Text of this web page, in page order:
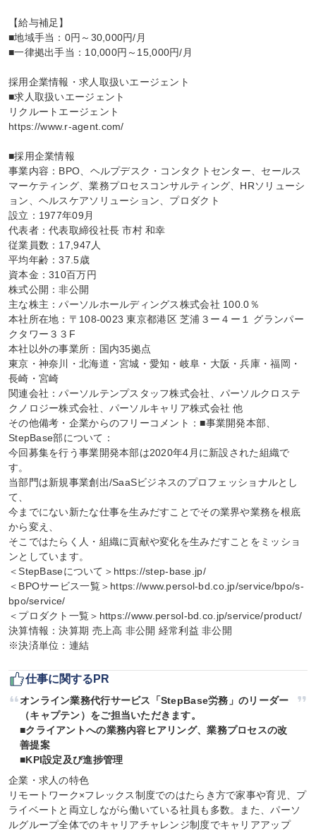
【給与補足】
■地域手当：0円～30,000円/月
■一律拠出手当：10,000円～15,000円/月
採用企業情報・求人取扱いエージェント
■求人取扱いエージェント
リクルートエージェント
https://www.r-agent.com/
■採用企業情報
事業内容：BPO、ヘルプデスク・コンタクトセンター、セールス
マーケティング、業務プロセスコンサルティング、HRソリューシ
ョン、ヘルスケアソリューション、プロダクト
設立：1977年09月
代表者：代表取締役社長 市村 和幸
従業員数：17,947人
平均年齢：37.5歳
資本金：310百万円
株式公開：非公開
主な株主：パーソルホールディングス株式会社 100.0％
本社所在地：〒108-0023 東京都港区 芝浦３ー４ー１ グランパー
クタワー３３F
本社以外の事業所：国内35拠点
東京・神奈川・北海道・宮城・愛知・岐阜・大阪・兵庫・福岡・
長崎・宮崎
関連会社：パーソルテンプスタッフ株式会社、パーソルクロステ
クノロジー株式会社、パーソルキャリア株式会社 他
その他備考・企業からのフリーコメント：■事業開発本部、
StepBase部について：
今回募集を行う事業開発本部は2020年4月に新設された組織で
す。
当部門は新規事業創出/SaaSビジネスのプロフェッショナルとし
て、
今までにない新たな仕事を生みだすことでその業界や業務を根底
から変え、
そこではたらく人・組織に貢献や変化を生みだすことをミッショ
ンとしています。
＜StepBaseについて＞https://step-base.jp/
＜BPOサービス一覧＞https://www.persol-bd.co.jp/service/bpo/s-
bpo/service/
＜プロダクト一覧＞https://www.persol-bd.co.jp/service/product/
決算情報：決算期 売上高 非公開 経常利益 非公開
※決済単位：連結
仕事に関するPR
オンライン業務代行サービス「StepBase労務」のリーダー
（キャプテン）をご担当いただきます。
■クライアントへの業務内容ヒアリング、業務プロセスの改
善提案
■KPI設定及び進捗管理
企業・求人の特色
リモートワーク×フレックス制度でのはたらき方で家事や育児、プ
ライベートと両立しながら働いている社員も多数。また、パーソ
ルグループ全体でのキャリアチャレンジ制度でキャリアアップ